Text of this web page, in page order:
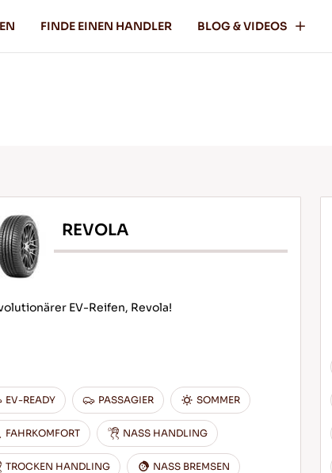
FINDE EINEN HANDLER BLOG & VIDEOS
REVOLA
EV-Reifen, Revola!
EV-READY PASSAGIER SOMMER
FAHRKOMFORT NASS HANDLING
TROCKEN HANDLING NASS BREMSEN